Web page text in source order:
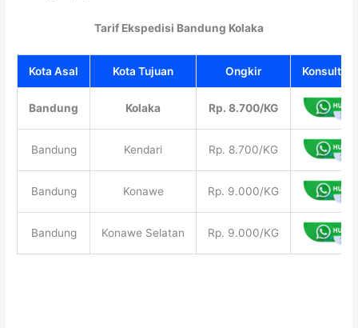
Tarif Ekspedisi Bandung Kolaka
Kota Asal Kota Tujuan Ongkir
Bandung Kolaka Rp. 8.700/KG
Bandung Kendari Rp. 8.700/KG
Bandung Konawe Rp. 9.000/KG
Bandung Konawe Selatan Rp. 9.000/KG